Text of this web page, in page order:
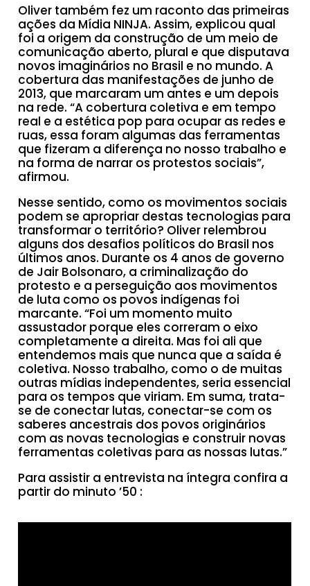
Oliver também fez um raconto das primeiras
ações da Mídia NINJA. Assim, explicou qual
foi a origem da construção de um meio de
comunicação aberto, plural e que disputava
novos imaginários no Brasil e no mundo. A
cobertura das manifestações de junho de
2013, que marcaram um antes e um depois
na rede. “A cobertura coletiva e em tempo
real e a estética pop para ocupar as redes e
ruas, essa foram algumas das ferramentas
que fizeram a diferença no nosso trabalho e
na forma de narrar os protestos sociais”,
afirmou.
Nesse sentido, como os movimentos sociais
podem se apropriar destas tecnologias para
transformar o território? Oliver relembrou
alguns dos desafios políticos do Brasil nos
últimos anos. Durante os 4 anos de governo
de Jair Bolsonaro, a criminalização do
protesto e a perseguição aos movimentos
de luta como os povos indígenas foi
marcante. “Foi um momento muito
assustador porque eles correram o eixo
completamente a direita. Mas foi ali que
entendemos mais que nunca que a saída é
coletiva. Nosso trabalho, como o de muitas
outras mídias independentes, seria essencial
para os tempos que viriam. Em suma, trata-
se de conectar lutas, conectar-se com os
saberes ancestrais dos povos originários
com as novas tecnologias e construir novas
ferramentas coletivas para as nossas lutas.”
Para assistir a entrevista na íntegra confira a
partir do minuto ’50 :